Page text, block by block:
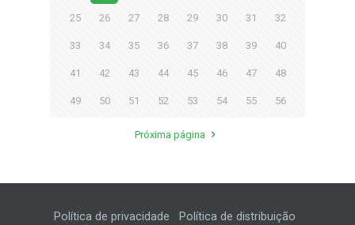
25 26 27 28 29 30 31 32
33 34 35 36 37 38 39 40
41 42 43 44 45 46 47 48
49 50 51 52 53 54 55 56
Próxima página
Política de privacidade Política de distribuição